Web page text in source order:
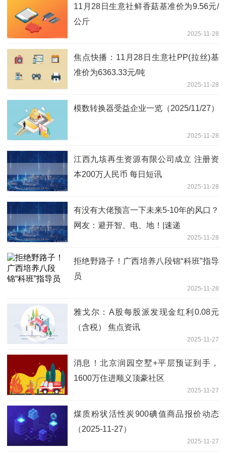
11月28日生意社鲜香菇基准价为9.56元/
公斤
2025-11-28
焦点快播：11月28日生意社PP(拉丝)基
准价为6363.33元/吨
2025-11-28
模数转换器受益企业一览（2025/11/27）
2025-11-28
江西九垓再生资源有限公司成立 注册资
本200万人民币 每日短讯
2025-11-28
有没有大佬预言一下未来5-10年的风口？
网友：避开智、电、地！|速递
2025-11-28
拒绝野路子！广西培养八段锦“科班”指导
员
2025-11-28
雅戈尔：A股每股派发现金红利0.08元
（含税） 焦点资讯
2025-11-27
消息！北京润园空墅+平层预证到手，
1600万住进顺义顶豪社区
2025-11-27
煤质粉状活性炭900碘值商品报价动态
（2025-11-27）
2025-11-27